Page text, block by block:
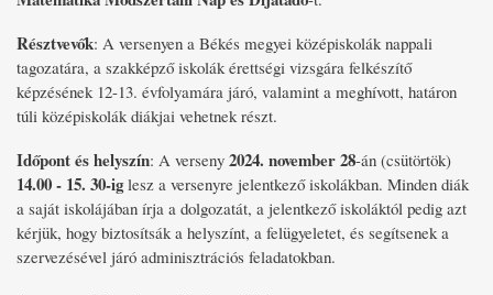
Résztvevők: A versenyen a Békés megyei középiskolák nappali
tagozatára, a szakképző iskolák érettségi vizsgára felkészítő
képzésének 12-13. évfolyamára járó, valamint a meghívott, határon
túli középiskolák diákjai vehetnek részt.
Időpont és helyszín: A verseny 2024. november 28-án (csütörtök)
14.00 - 15. 30-iglesz a versenyre jelentkező iskolákban. Minden diák
a saját iskolájában írja a dolgozatát, a jelentkező iskoláktól pedig azt
kérjük, hogy biztosítsák a helyszínt, a felügyeletet, és segítsenek a
szervezésével járó adminisztrációs feladatokban.